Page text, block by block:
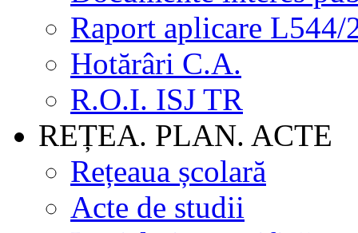
Raport aplicare L544/
Hotărâri C.A.
R.O.I. ISJ TR
REȚEA. PLAN. ACTE
Rețeaua școlară
Acte de studii